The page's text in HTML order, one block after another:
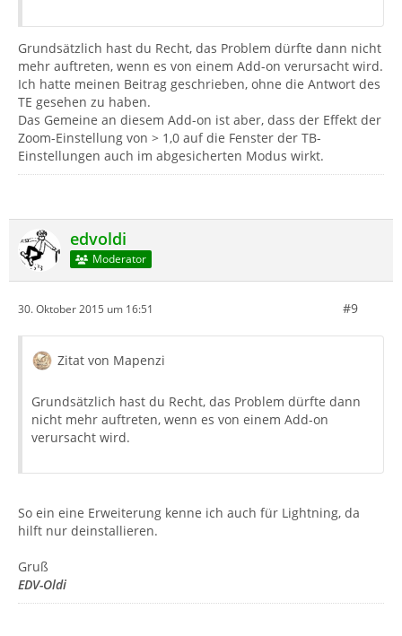
Grundsätzlich hast du Recht, das Problem dürfte dann nicht
mehr auftreten, wenn es von einem Add-on verursacht wird.
Ich hatte meinen Beitrag geschrieben, ohne die Antwort des
TE gesehen zu haben.
Das Gemeine an diesem Add-on ist aber, dass der Effekt der
Zoom-Einstellung von > 1,0 auf die Fenster der TB-
Einstellungen auch im abgesicherten Modus wirkt.
edvoldi
Moderator
30. Oktober 2015 um 16:51 #9
Zitat von Mapenzi
Grundsätzlich hast du Recht, das Problem dürfte dann
nicht mehr auftreten, wenn es von einem Add-on
verursacht wird.
So ein eine Erweiterung kenne ich auch für Lightning, da
hilft nur deinstallieren.
Gruß
EDV-Oldi